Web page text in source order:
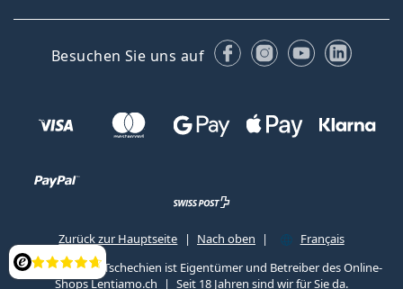
Bewertung
Besuchen Sie uns auf FacebookInstagram
YouTube
Zurück zur Hauptseite Nach oben
Français
Lentiamo s.r.o., Tschechien ist Eigentümer und Betreiber des Online-
Shops Lentiamo.ch
Seit 18 Jahren sind wir für Sie da.